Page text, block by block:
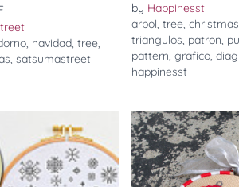
, navidad, tree,
, satsumastreet
by Happinesst
arbol,tree,christmas
triangulos, patron,
pattern,grafico,
happinesst